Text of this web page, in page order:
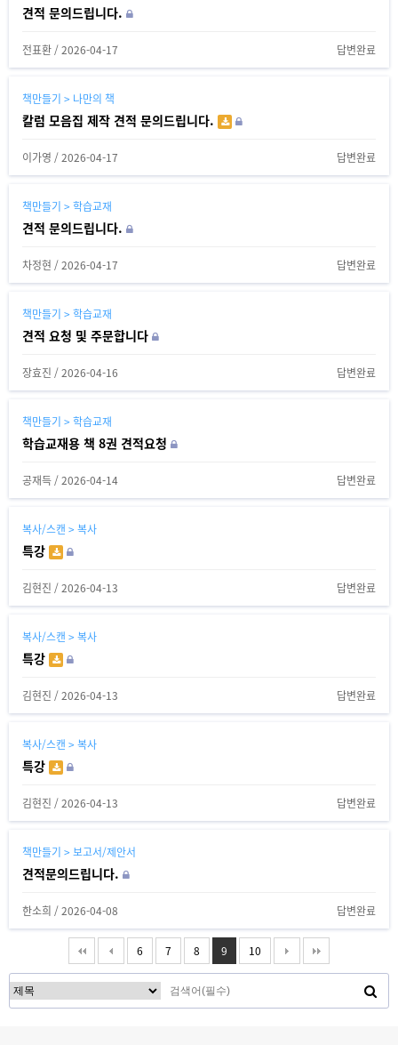
견적 문의드립니다.
전표환/2026-04-17 답변완료
책만들기 > 나만의 책
칼럼 모음집 제작 견적 문의드립니다.
이가영 /2026-04-17 답변완료
책만들기 > 학습교재
견적 문의드립니다.
차정현 /2026-04-17 답변완료
책만들기 > 학습교재
견적 요청 및 주문합니다
장효진 /2026-04-16 답변완료
책만들기 > 학습교재
학습교재용 책 8권 견적요청
공재득/2026-04-14 답변완료
복사/스캔 > 복사
특강
김현진 /2026-04-13 답변완료
복사/스캔 > 복사
특강
김현진 /2026-04-13 답변완료
복사/스캔 > 복사
특강
김현진 /2026-04-13 답변완료
책만들기 > 보고서/제안서
견적문의드립니다.
한소희 /2026-04-08 답변완료
6 7 8 9 10